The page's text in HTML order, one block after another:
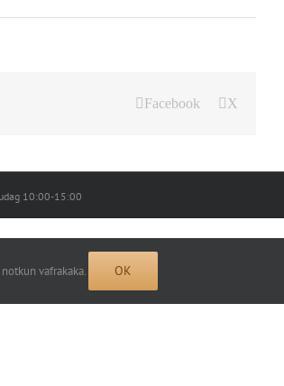
Facebook X
10:00-15:00
vafrakaka. OK